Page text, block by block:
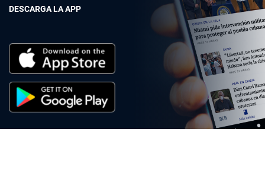
DESCARGA LA APP